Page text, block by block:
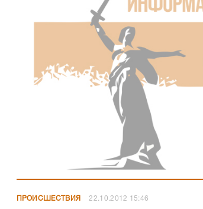
ПРОИСШЕСТВИЯ 22.10.2012 15:46